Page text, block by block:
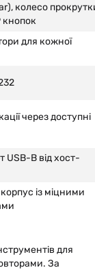
колесо
кнопок
для кожної
через доступні
USB-B від хост-
із міцними
для
За